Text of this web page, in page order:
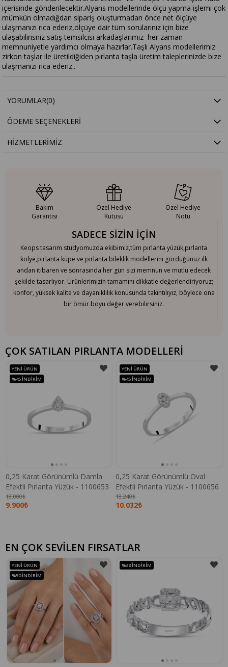
içerisinde gönderilecektir.Alyans modellerinde ölçü yapma işlemi çok
mümkün olmadığdan sipariş oluşturmadan önce net ölçüye
ulaşmanızı rica ederiz,ölçüye dair tüm sorularınız için bize
ulaşabilirisniz satış temsilcisi arkadaşlarımız her zaman
memnuniyetle yardımcı olmaya hazırlar.Taşlı Alyans modellerimiz
zirkon taşlar ile üretildiğiden pırlanta taşla üretim taleplerinizde bize
ulaşmanızı rica ederiz..
YORUMLAR(0)
ÖDEME SEÇENEKLERI
HIZMETLERIMIZ
SADECE SİZİN İÇİN
Keops tasarım stüdyomuzda ekibimiz,tüm pırlanta yüzük,pırlanta
kolye,pırlanta küpe ve pırlanta bileklik modellerini gördüğünüz ilk
andan itibaren ve sonrasında her gün sizi memnun ve mutlu edecek
şekilde tasarlıyor. Ürünlerimizin tamamını dikkatle değerlendiriyoruz;
konfor, yüksek kalite ve dayanıklılık konusunda takıntılıyız, böylece ona
bir ömür boyu değer verebilirsiniz.
Bakım
Garantisi
Özel Hediye
Kutusu
Özel Hediye
Notu
ÇOK SATILAN PIRLANTA MODELLERİ
0,25 Karat Görünümlü Damla
Efektli Pırlanta Yüzük - 1100653
9.900₺
18.000₺
YENI ÜRÜN
%45 İNDIRIM
0,25 Karat Görünümlü Oval
Efektli Pırlanta Yüzük - 1100656
10.032₺
18.240₺
YENI ÜRÜN
%45 İNDIRIM
EN ÇOK SEVİLEN FIRSATLAR
YENI ÜRÜN
%50 İNDIRIM
%38 İNDIRIM